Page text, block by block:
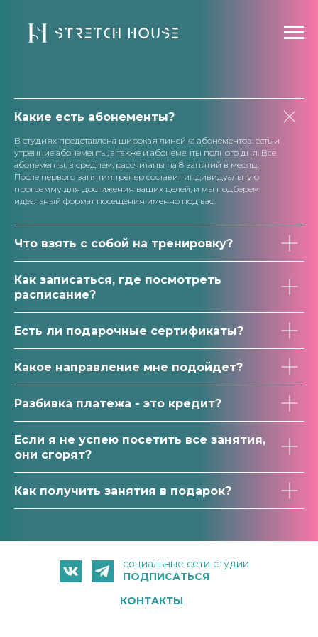
Какие есть абонементы?
В студиях представлена широкая линейка абонементов: есть и
утренние абонементы, а также и абонементы полного дня. Все
абонементы, в среднем, рассчитаны на 8 занятий в месяц.
После первого занятия тренер составит индивидуальную
программу для достижения ваших целей, и мы подберем
идеальный формат посещения именно под вас.
Что взять с собой на тренировку?
Как записаться, где посмотреть
расписание?
Есть ли подарочные сертификаты?
Какое направление мне подойдет?
Разбивка платежа - это кредит?
Если я не успею посетить все занятия,
они сгорят?
Как получить занятия в подарок?
КОНТАКТЫ
ПОДПИСАТЬСЯ
социальные сети студии